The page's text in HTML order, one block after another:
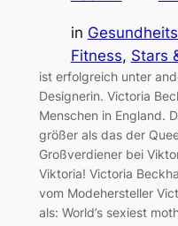
in
Fitness, Stars
ist erfolgreich unter
Designerin. Victoria
Menschen in England.
größer als das der
Großverdiener bei
Viktoria! Victoria
vom Modehersteller
als: World’s sexiest